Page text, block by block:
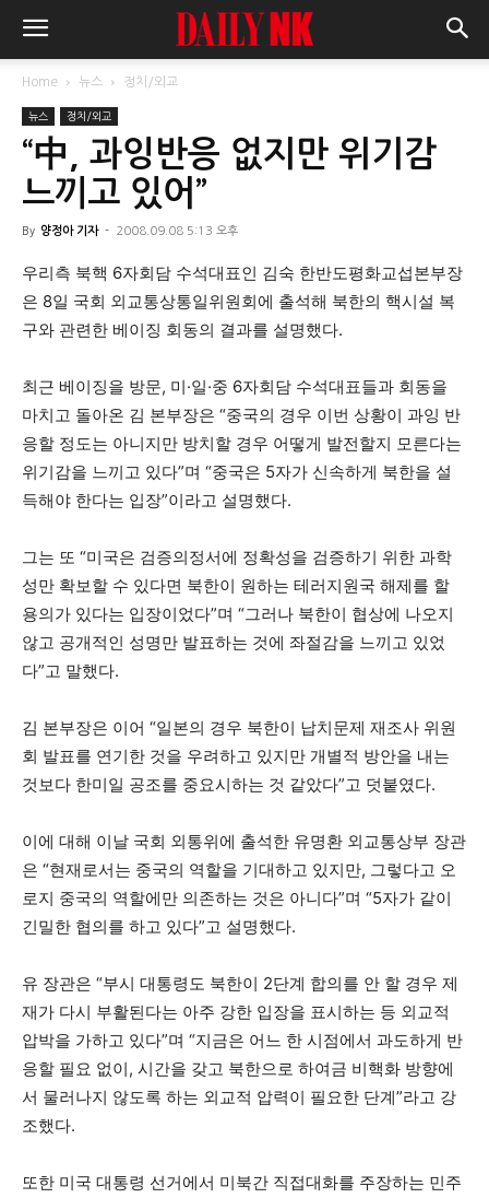
Home 뉴스 정치/외교
뉴스 정치/외교
“中, 과잉반응 없지만 위기감
느끼고 있어”
By 양정아 기자 - 2008.09.08 5:13 오후
우리측 북핵 6자회담 수석대표인 김숙 한반도평화교섭본부장
은 8일 국회 외교통상통일위원회에 출석해 북한의 핵시설 복
구와 관련한 베이징 회동의 결과를 설명했다.
최근 베이징을 방문, 미·일·중 6자회담 수석대표들과 회동을
마치고 돌아온 김 본부장은 “중국의 경우 이번 상황이 과잉 반
응할 정도는 아니지만 방치할 경우 어떻게 발전할지 모른다는
위기감을 느끼고 있다”며 “중국은 5자가 신속하게 북한을 설
득해야 한다는 입장”이라고 설명했다.
그는 또 “미국은 검증의정서에 정확성을 검증하기 위한 과학
성만 확보할 수 있다면 북한이 원하는 테러지원국 해제를 할
용의가 있다는 입장이었다”며 “그러나 북한이 협상에 나오지
않고 공개적인 성명만 발표하는 것에 좌절감을 느끼고 있었
다”고 말했다.
김 본부장은 이어 “일본의 경우 북한이 납치문제 재조사 위원
회 발표를 연기한 것을 우려하고 있지만 개별적 방안을 내는
것보다 한미일 공조를 중요시하는 것 같았다”고 덧붙였다.
이에 대해 이날 국회 외통위에 출석한 유명환 외교통상부 장관
은 “현재로서는 중국의 역할을 기대하고 있지만, 그렇다고 오
로지 중국의 역할에만 의존하는 것은 아니다”며 “5자가 같이
긴밀한 협의를 하고 있다”고 설명했다.
유 장관은 “부시 대통령도 북한이 2단계 합의를 안 할 경우 제
재가 다시 부활된다는 아주 강한 입장을 표시하는 등 외교적
압박을 가하고 있다”며 “지금은 어느 한 시점에서 과도하게 반
응할 필요 없이, 시간을 갖고 북한으로 하여금 비핵화 방향에
서 물러나지 않도록 하는 외교적 압력이 필요한 단계”라고 강
조했다.
또한 미국 대통령 선거에서 미북간 직접대화를 주장하는 민주